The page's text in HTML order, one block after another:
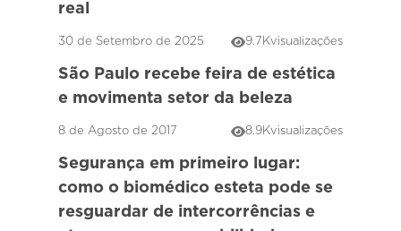
real
30 de Setembro de 2025 9.7Kvisualizações
São Paulo recebe feira de estética
e movimenta setor da beleza
8 de Agosto de 2017 8.9Kvisualizações
Segurança em primeiro lugar:
como o biomédico esteta pode se
resguardar de intercorrências e